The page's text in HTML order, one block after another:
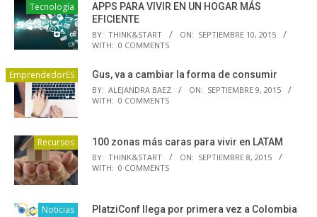
Tecnología
APPS PARA VIVIR EN UN HOGAR MÁS
EFICIENTE
BY: THINK&START ON: SEPTIEMBRE 10, 2015
WITH: 0 COMMENTS
EmprendedorES Gus, va a cambiar la forma de consumir
BY: ALEJANDRA BAEZ ON: SEPTIEMBRE 9, 2015
WITH: 0 COMMENTS
Recursos 100 zonas más caras para vivir en LATAM
BY: THINK&START ON: SEPTIEMBRE 8, 2015
WITH: 0 COMMENTS
Noticias PlatziConf llega por primera vez a Colombia